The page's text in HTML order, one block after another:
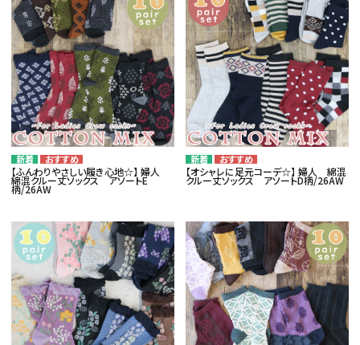
カテゴリー
コンテンツ
品番でおまとめ注文
ご利用ガイド
プライバシーポリシー
特定商取引法について
お問い合わせ
call 06-6130-8700
schedule
【ふんわりやさしい履き心地☆】 婦人
綿混クルー丈ソックス アソートE
柄/26AW
【オシャレに足元コーデ☆】 婦人 綿混
クルー丈ソックス アソートD柄/26AW